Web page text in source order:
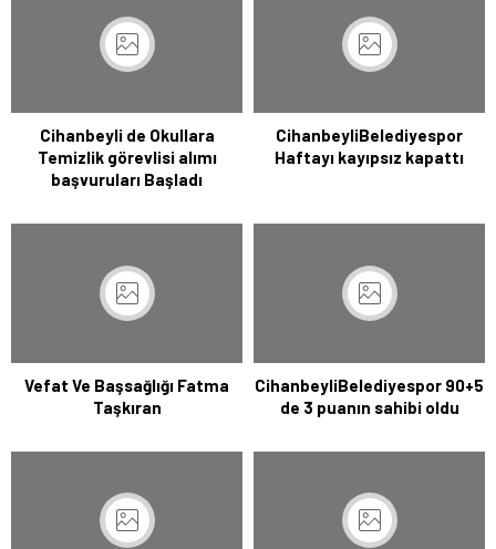
Cihanbeyli de Okullara
Temizlik görevlisi alımı
başvuruları Başladı
CihanbeyliBelediyespor
Haftayı kayıpsız kapattı
Vefat Ve Başsağlığı Fatma
Taşkıran
CihanbeyliBelediyespor 90+5
de 3 puanın sahibi oldu